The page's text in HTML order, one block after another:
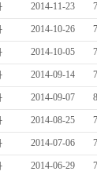
2014-11-23
2014-10-26
2014-10-05
2014-09-14
2014-09-07
2014-08-25
2014-07-06
2014-06-29